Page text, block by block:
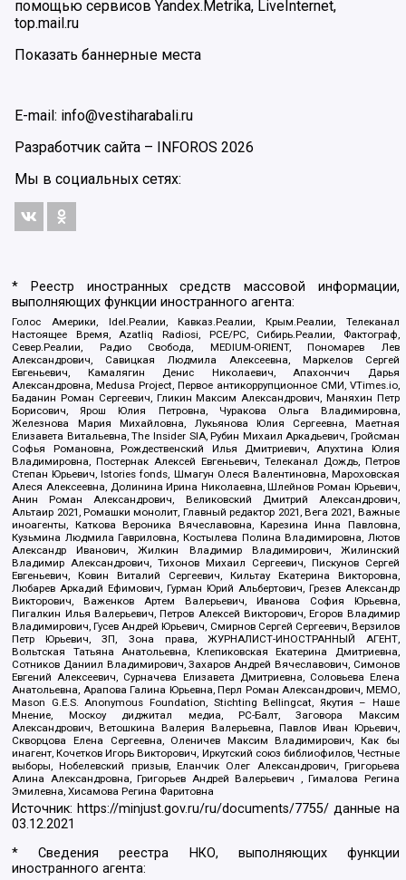
помощью сервисов Yandex.Metrika, LiveInternet,
top.mail.ru
Показать баннерные места
E-mail: info@vestiharabali.ru
Разработчик сайта – INFOROS 2026
Мы в социальных сетях:
* Реестр иностранных средств массовой информации,
выполняющих функции иностранного агента:
Голос Америки, Idel.Реалии, Кавказ.Реалии, Крым.Реалии, Телеканал
Настоящее Время, Azatliq Radiosi, PCE/PC, Сибирь.Реалии, Фактограф,
Север.Реалии, Радио Свобода, MEDIUM-ORIENT, Пономарев Лев
Александрович, Савицкая Людмила Алексеевна, Маркелов Сергей
Евгеньевич, Камалягин Денис Николаевич, Апахончич Дарья
Александровна, Medusa Project, Первое антикоррупционное СМИ, VTimes.io,
Баданин Роман Сергеевич, Гликин Максим Александрович, Маняхин Петр
Борисович, Ярош Юлия Петровна, Чуракова Ольга Владимировна,
Железнова Мария Михайловна, Лукьянова Юлия Сергеевна, Маетная
Елизавета Витальевна, The Insider SIA, Рубин Михаил Аркадьевич, Гройсман
Софья Романовна, Рождественский Илья Дмитриевич, Апухтина Юлия
Владимировна, Постернак Алексей Евгеньевич, Телеканал Дождь, Петров
Степан Юрьевич, Istories fonds, Шмагун Олеся Валентиновна, Мароховская
Алеся Алексеевна, Долинина Ирина Николаевна, Шлейнов Роман Юрьевич,
Анин Роман Александрович, Великовский Дмитрий Александрович,
Альтаир 2021, Ромашки монолит, Главный редактор 2021, Вега 2021, Важные
иноагенты, Каткова Вероника Вячеславовна, Карезина Инна Павловна,
Кузьмина Людмила Гавриловна, Костылева Полина Владимировна, Лютов
Александр Иванович, Жилкин Владимир Владимирович, Жилинский
Владимир Александрович, Тихонов Михаил Сергеевич, Пискунов Сергей
Евгеньевич, Ковин Виталий Сергеевич, Кильтау Екатерина Викторовна,
Любарев Аркадий Ефимович, Гурман Юрий Альбертович, Грезев Александр
Викторович, Важенков Артем Валерьевич, Иванова София Юрьевна,
Пигалкин Илья Валерьевич, Петров Алексей Викторович, Егоров Владимир
Владимирович, Гусев Андрей Юрьевич, Смирнов Сергей Сергеевич, Верзилов
Петр Юрьевич, ЗП, Зона права, ЖУРНАЛИСТ-ИНОСТРАННЫЙ АГЕНТ,
Вольтская Татьяна Анатольевна, Клепиковская Екатерина Дмитриевна,
Сотников Даниил Владимирович, Захаров Андрей Вячеславович, Симонов
Евгений Алексеевич, Сурначева Елизавета Дмитриевна, Соловьева Елена
Анатольевна, Арапова Галина Юрьевна, Перл Роман Александрович, МЕМО,
Mason G.E.S. Anonymous Foundation, Stichting Bellingcat, Якутия – Наше
Мнение, Москоу диджитал медиа, РС-Балт, Заговора Максим
Александрович, Ветошкина Валерия Валерьевна, Павлов Иван Юрьевич,
Скворцова Елена Сергеевна, Оленичев Максим Владимирович, Как бы
инагент, Кочетков Игорь Викторович, Иркутский союз библиофилов, Честные
выборы, Нобелевский призыв, Еланчик Олег Александрович, Григорьева
Алина Александровна, Григорьев Андрей Валерьевич , Гималова Регина
Эмилевна, Хисамова Регина Фаритовна
Источник: https://minjust.gov.ru/ru/documents/7755/ данные на
03.12.2021
* Сведения реестра НКО, выполняющих функции
иностранного агента: